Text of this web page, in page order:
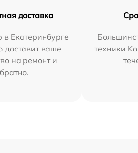
доставка
Екатеринбурге
доставит ваше
на ремонт и
техники